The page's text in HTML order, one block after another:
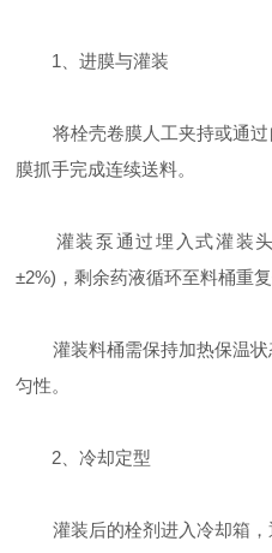
‌1、进膜与灌装‌
将栓壳卷膜人工夹持或通过
膜抓手完成连续送料‌。
灌装泵通过埋入式灌装头
±2%)，剩余药液循环至料桶重复
灌装料桶需保持加热保温状
匀性‌。
‌2、冷却定型‌
灌装后的栓剂进入冷却箱，